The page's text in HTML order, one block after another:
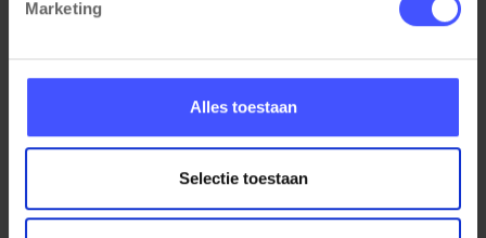
Marketing
Alles toestaan
Selectie toestaan
Gerelateerde producten